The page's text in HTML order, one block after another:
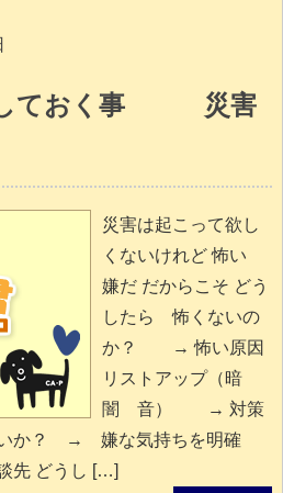
しておく事 災害
災害は起こって欲し
くないけれど 怖い
嫌だ だからこそ どう
したら 怖くないの
か？ → 怖い原因
リストアップ（暗
闇 音） → 対策
か？ → 嫌な気持ちを明確
どうし […]